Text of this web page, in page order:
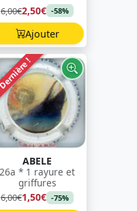
6,00€2,50€ -58%
Ajouter
!
ABELE
26a * 1 rayure et
griffures
6,00€1,50€ -75%